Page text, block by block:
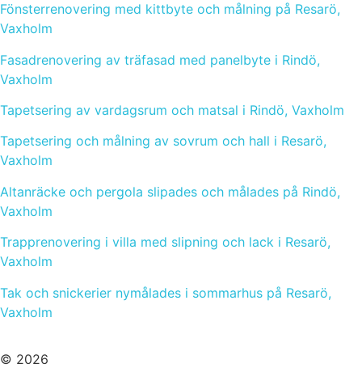
Fönsterrenovering med kittbyte och målning på Resarö,
Vaxholm
Fasadrenovering av träfasad med panelbyte i Rindö,
Vaxholm
Tapetsering av vardagsrum och matsal i Rindö, Vaxholm
Tapetsering och målning av sovrum och hall i Resarö,
Vaxholm
Altanräcke och pergola slipades och målades på Rindö,
Vaxholm
Trapprenovering i villa med slipning och lack i Resarö,
Vaxholm
Tak och snickerier nymålades i sommarhus på Resarö,
Vaxholm
© 2026